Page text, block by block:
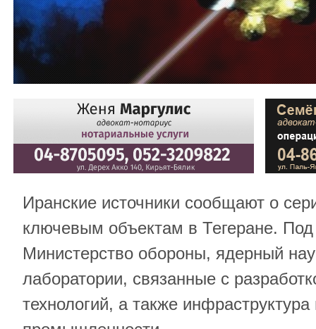
Иранские источники сообщают о
ключевым объектам в Тегеране.
Министерство обороны, ядерный
лаборатории, связанные с
технологий, а также